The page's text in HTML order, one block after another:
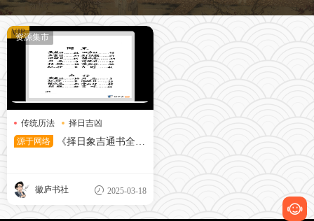
资源集市
传统历法
择日吉凶
黄道吉日
源于网络
《择日象吉通书全
徽庐书社 2025-03-18
VIP